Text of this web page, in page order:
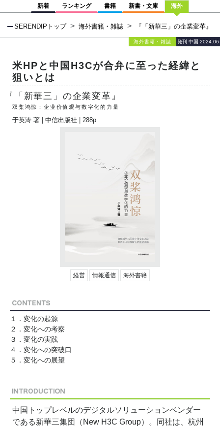
新着 ランキング 書籍 新書・文庫 海外
SERENDIPトップ 海外書籍・雑誌 『「新華三」の企業変革』
海外書籍・雑誌 発刊 中国 2024.06
米HPと中国H3Cが合弁に至った経緯と
狙いとは
『「新華三」の企業変革』
双桨鸿惊：企业价值观与数字化的力量
于英涛 著 | 中信出版社 | 288p
経営 情報通信 海外書籍
１．変化の起源
２．変化への考察
３．変化の実践
４．変化への突破口
５．変化への展望
中国トップレベルのデジタルソリューションベンダー
である新華三集団（New H3C Group）。同社は、杭州